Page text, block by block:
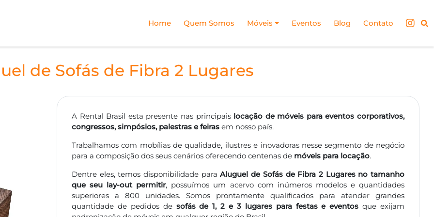
Home Quem Somos Móveis Eventos Blog Contato
de Sofás de Fibra 2 Lugares
A Rental Brasil esta presente nas principais locação de móveis para eventos corporativos,
congressos, simpósios, palestras e feiras em nosso país.
Trabalhamos com mobílias de qualidade, ilustres e inovadoras nesse segmento de negócio
para a composição dos seus cenários oferecendo centenas de móveis para locação.
Dentre eles, temos disponibilidade paraAluguel de Sofás de Fibra 2 Lugares no tamanho
que seu lay-out permitir, possuímos um acervo com inúmeros modelos e quantidades
superiores a 800 unidades. Somos prontamente qualificados para atender grandes
quantidade de pedidos de sofás de 1, 2 e 3 lugares para festas e eventos que exijam